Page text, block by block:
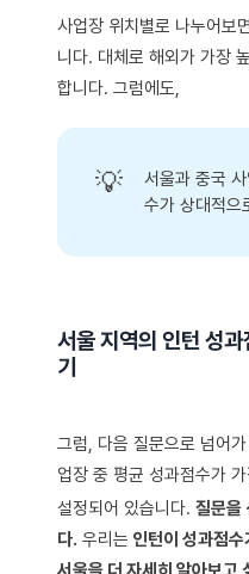
사업장 위치별로 나누어보
니다. 대체로 해외가 가장
합니다. 그럼에도,
💡
서울과 중국
수가 상대적으
서울 지역의 인턴 성
기
그럼, 다음 질문으로 넘어
업장 중 평균 성과점수가
설정되어 있습니다. 질문을
다. 우리는 인턴이 성과점